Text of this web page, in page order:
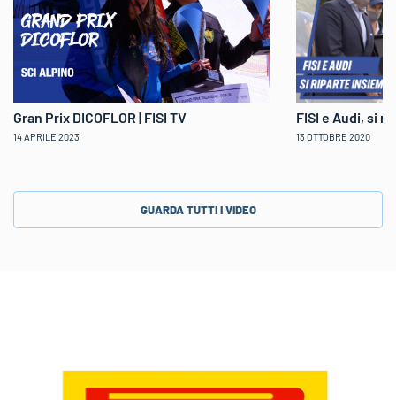
Gran Prix DICOFLOR | FISI TV
14 APRILE 2023
FISI e Audi, si
13 OTTOBRE 2020
GUARDA TUTTI I VIDEO